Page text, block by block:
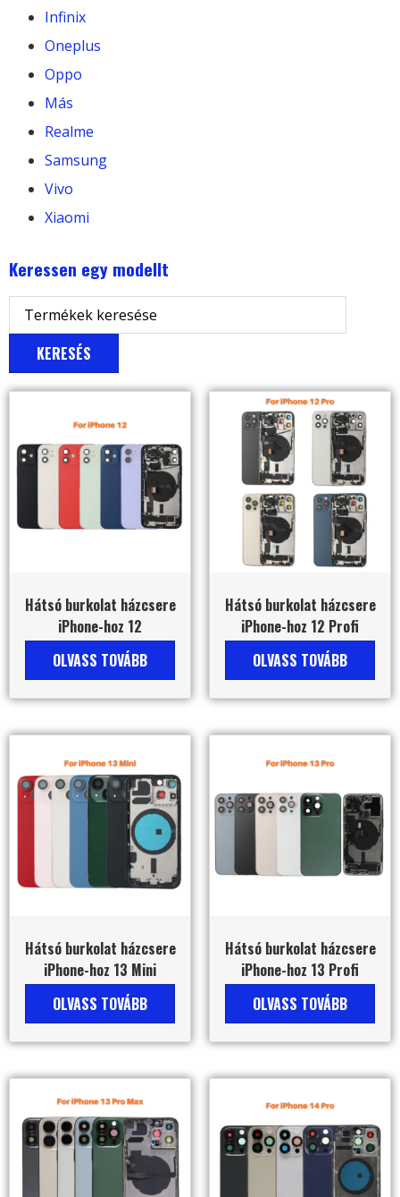
Infinix
Oneplus
Oppo
Más
Realme
Samsung
Vivo
Xiaomi
Keressen egy modellt
KERESÉS
Hátsó burkolat házcsere
iPhone-hoz 12
OLVASS TOVÁBB
Hátsó burkolat házcsere
iPhone-hoz 12 Profi
OLVASS TOVÁBB
Hátsó burkolat házcsere
iPhone-hoz 13 Mini
OLVASS TOVÁBB
Hátsó burkolat házcsere
iPhone-hoz 13 Profi
OLVASS TOVÁBB